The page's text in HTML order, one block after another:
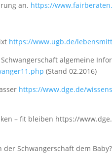
an. https://
https://www.ugb.de/
algemeine
(Stand 02.2016)
https://www.dge.de/
– fit bleiben https://
der Schwangerschaft dem Baby?